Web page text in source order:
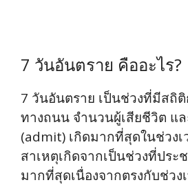
7 วันอันตราย คืออะไร?
7 วันอันตราย เป็นช่วงที่มีสถิ
ทางถนน จำนวนผู้เสียชีวิต แ
(admit) เกิดมากที่สุดในช่วงเ
สาเหตุเกิดจากเป็นช่วงที่ปร
มากที่สุดเนื่องจากตรงกับช่ว